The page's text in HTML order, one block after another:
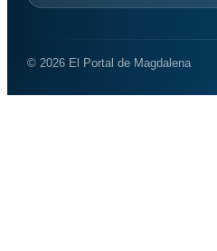
© 2026 El Portal de Magdalena